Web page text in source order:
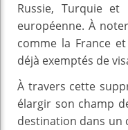
Russie, Turquie
européenne. À
comme la France
déjà exemptés de
À travers cette
élargir son champ
destination dans un